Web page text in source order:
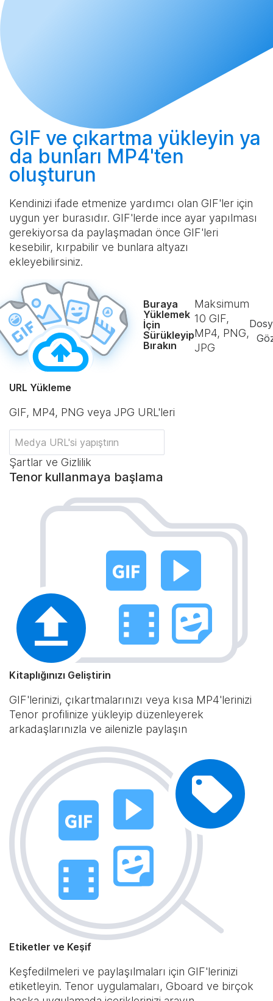
GIF ve çıkartma yükleyin ya
da bunları MP4'ten
oluşturun
Kendinizi ifade etmenize yardımcı olan GIF'ler için
uygun yer burasıdır. GIF'lerde ince ayar yapılması
gerekiyorsa da paylaşmadan önce GIF'leri
kesebilir, kırpabilir ve bunlara altyazı
ekleyebilirsiniz.
Buraya
Yüklemek
İçin
Sürükleyip
Bırakın
Maksimum
10 GIF,
MP4, PNG,
JPG
URL Yükleme
GIF, MP4, PNG veya JPG URL'leri
Şartlar ve Gizlilik
Tenor kullanmaya başlama
Kitaplığınızı Geliştirin
GIF'lerinizi, çıkartmalarınızı veya kısa MP4'lerinizi
Tenor profilinize yükleyip düzenleyerek
arkadaşlarınızla ve ailenizle paylaşın
Etiketler ve Keşif
Keşfedilmeleri ve paylaşılmaları için GIF'lerinizi
etiketleyin. Tenor uygulamaları, Gboard ve birçok